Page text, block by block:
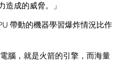
造成的威脅。」
帶動的機器學習爆炸情況比作
腦，就是火箭的引擎，而海量